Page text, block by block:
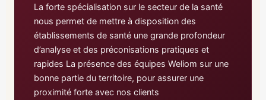
La forte spécialisation sur le secteur de la santé
nous permet de mettre à disposition des
établissements de santé une grande profondeur
d’analyse et des préconisations pratiques et
rapides La présence des équipes Weliom sur une
bonne partie du territoire, pour assurer une
proximité forte avec nos clients